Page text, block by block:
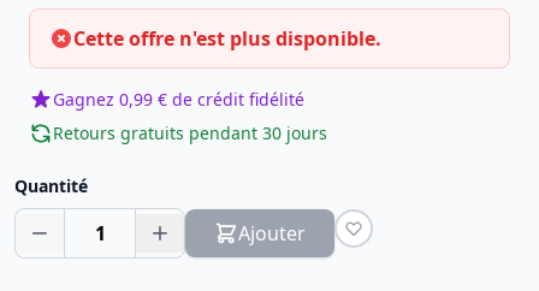
Cette offre n'est plus disponible.
Gagnez 0,99 € de crédit fidélité
Retours gratuits pendant 30 jours
Quantité
1 Ajouter